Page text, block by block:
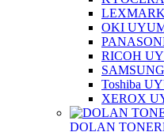
OKI
RICOH
Toshiba
XEROX
DOLAN